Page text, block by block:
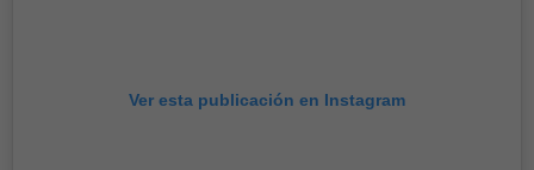
Ver esta publicación en Instagram